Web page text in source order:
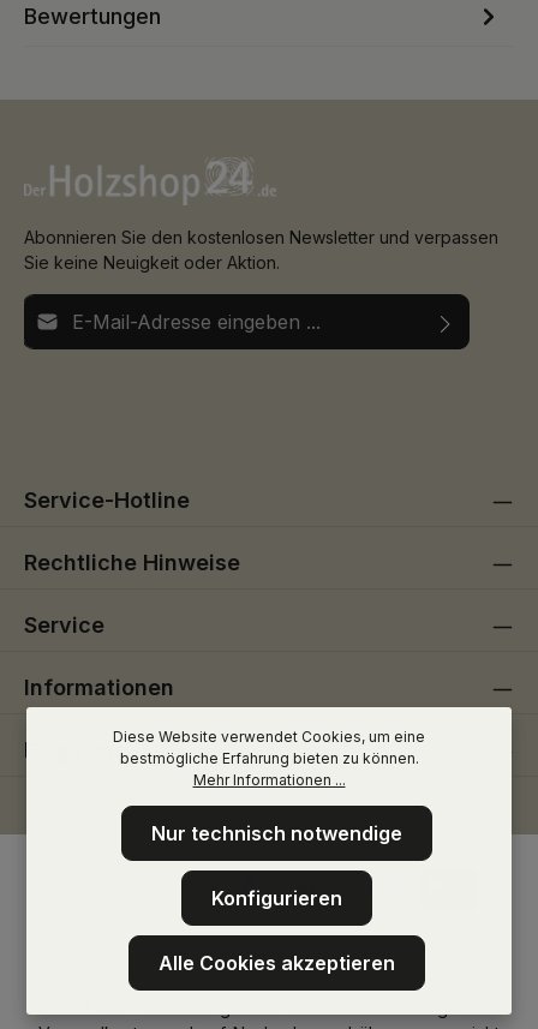
Bewertungen
Abonnieren Sie den kostenlosen Newsletter und verpassen
Sie keine Neuigkeit oder Aktion.
E-Mail-Adresse*
Service-Hotline
Rechtliche Hinweise
Service
Informationen
Folge uns
Diese Website verwendet Cookies, um eine
bestmögliche Erfahrung bieten zu können.
Mehr Informationen ...
Nur technisch notwendige
Konfigurieren
Alle Cookies akzeptieren